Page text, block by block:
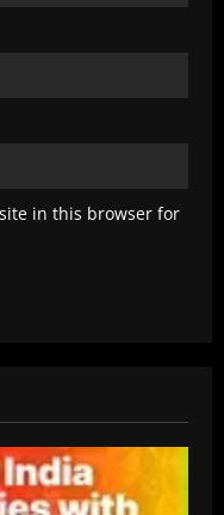
in this browser for